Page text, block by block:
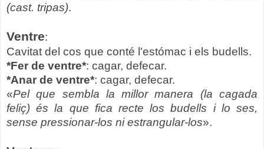
(cast. tripas).
Ventre:
Cavitat del cos que conté l'estómac i els budells.
*Fer de ventre*: cagar, defecar.
*Anar de ventre*: cagar, defecar.
«Pel que sembla la millor manera (la cagada
feliç) és la que fica recte los budells i lo ses,
sense pressionar-los ni estrangular-los».